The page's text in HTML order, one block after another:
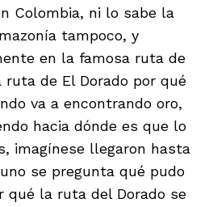
Colombia, ni lo sabe la
tampoco, y
en la famosa ruta de
ruta de El Dorado por qué
va a encontrando oro,
hacia dónde es que lo
imagínese llegaron hasta
se pregunta qué pudo
qué la ruta del Dorado se